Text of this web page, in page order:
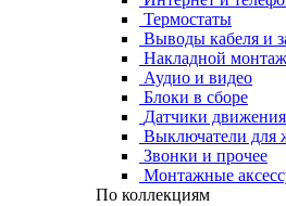
Термостаты
Выводы кабеля и
Накладной монтаж
Аудио и видео
Блоки в сборе
Датчики движения
Выключатели для
Звонки и прочее
Монтажные
По коллекциям